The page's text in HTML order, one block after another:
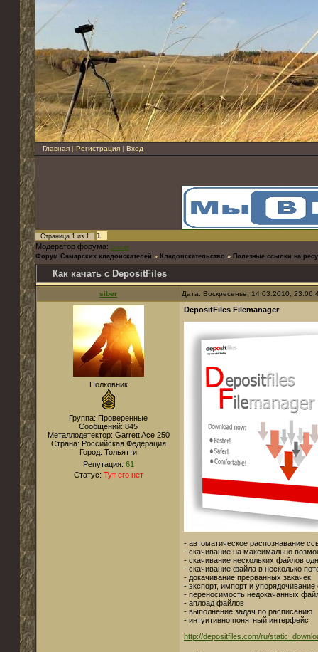
Главная | Регистрация | Вход
Страница 1 из 1
1
Модератор форума: bratan
Форум Самарских кладоискателей » Кладоискательство » Полезные ссылки на
Как качать с DepositFiles
siber Дата: Воскресенье, 14.03.2010,
Полковник
Группа: Проверенные
Сообщений: 845
Металлодетектор: Garrett Ace 250
Страна: Российская Федерация
Город: Тольятти
Репутация: 61
Статус: Тут его нет
DepositFiles Filemanager
- автоматическое распознавание
- скачивание на максимально
- скачивание нескольких файлов
- скачивание файла в несколько
- докачивание прерванных закачек
- экспорт, импорт и
- переносимость недокачанных
- аплоад файлов
- выполнение задач по расписанию
- интуитивно понятный интерфейс
http://depositfiles.com/ru/